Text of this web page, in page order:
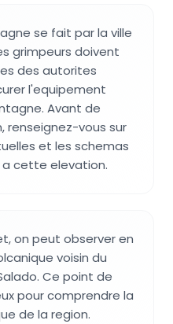
se fait par la ville
grimpeurs doivent
des autorites
l'equipement
Avant de
renseignez-vous sur
et les schemas
cette elevation.
on peut observer en
voisin du
Ce point de
pour comprendre la
de la region.